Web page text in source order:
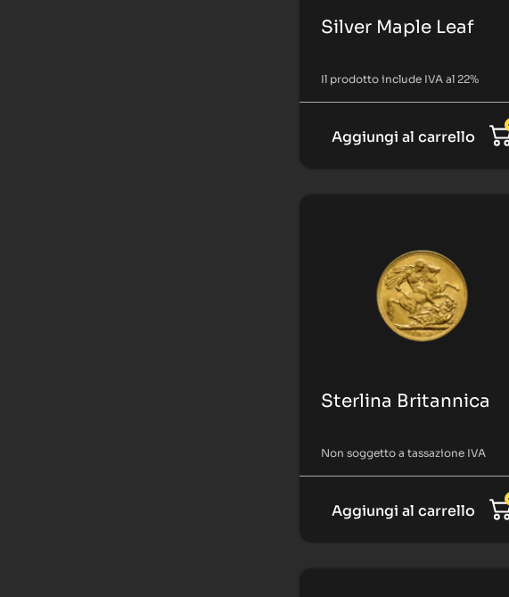
Silver Maple Leaf
Il prodotto include IVA al 22%
Aggiungi al carrello
Sterlina Britannica
Non soggetto a tassazione IVA
Aggiungi al carrello